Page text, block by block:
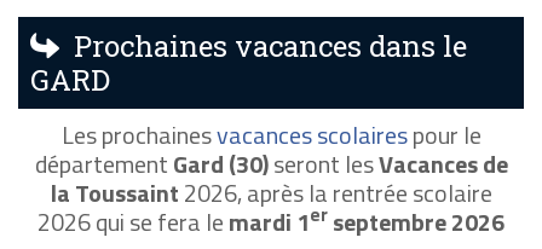
Prochaines vacances dans le
GARD
Les prochainesvacances scolairespour le
départementGard (30)seront lesVacances de
la Toussaint2026, après la rentrée scolaire
2026 qui se fera lemardi 1er septembre 2026